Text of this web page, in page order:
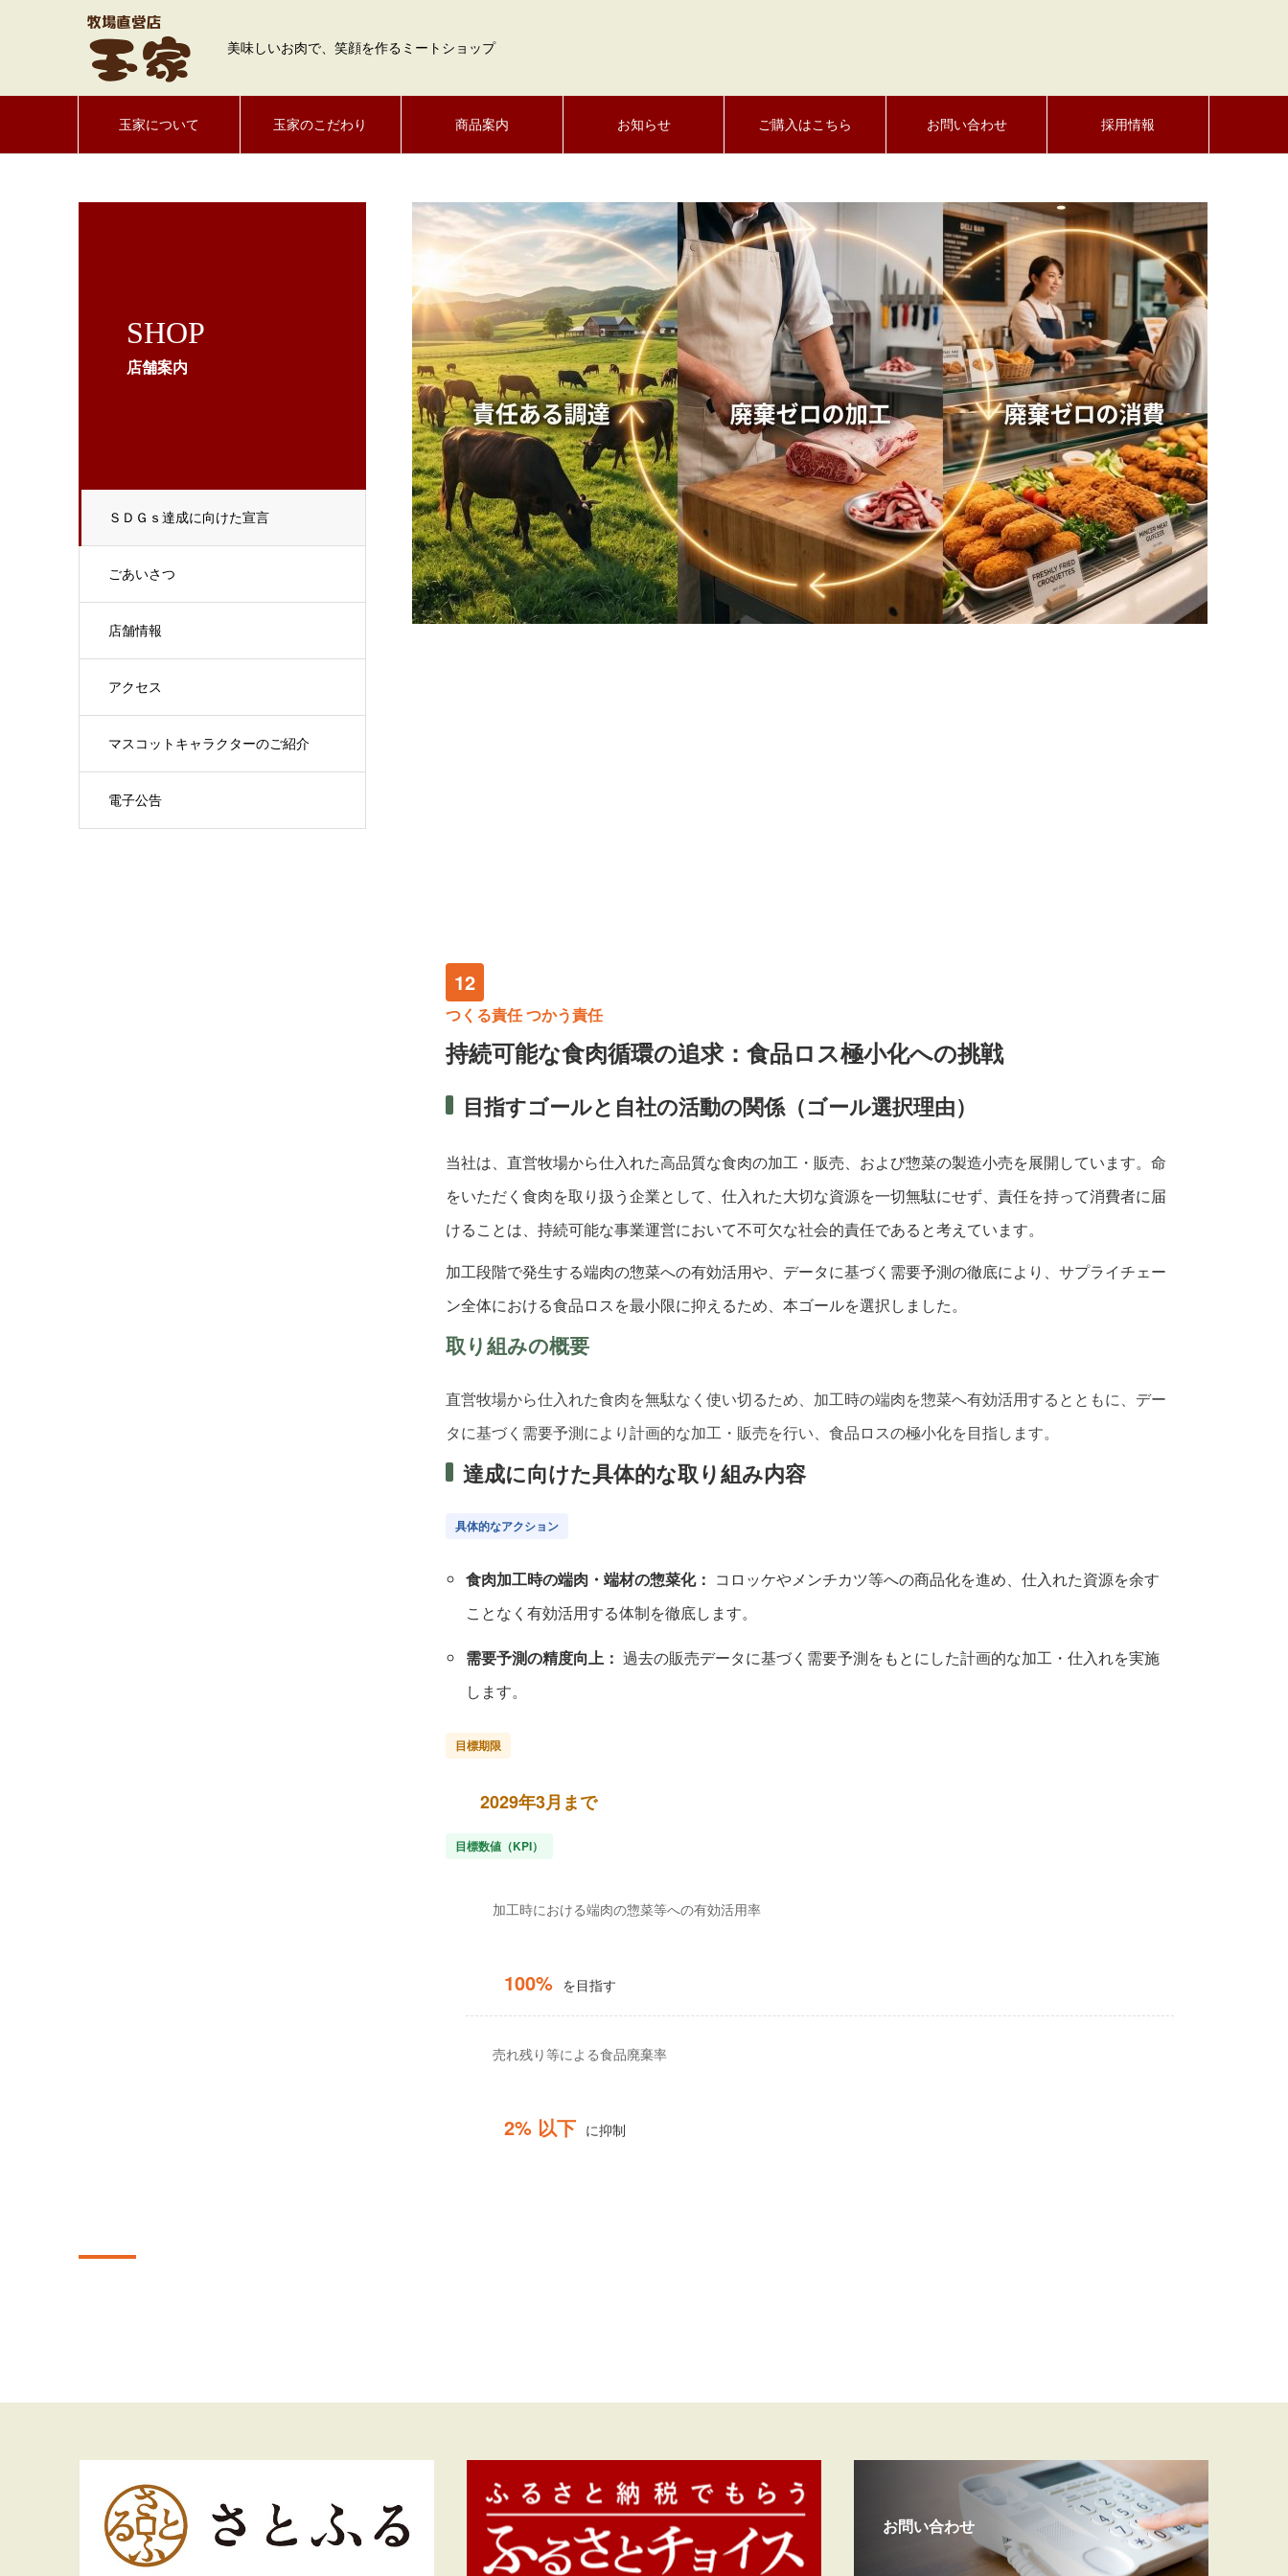
美味しいお肉で、笑顔を作るミートショップ
玉家について 玉家のこだわり 商品案内 お知らせ ご購入はこちら お問い合わせ 採用情報
SHOP
店舗案内
ＳＤＧｓ達成に向けた宣言
ごあいさつ
店舗情報
アクセス
マスコットキャラクターのご紹介
電子公告
12
つくる責任 つかう責任
持続可能な食肉循環の追求：食品ロス極小化への挑戦
目指すゴールと自社の活動の関係（ゴール選択理由）
当社は、直営牧場から仕入れた高品質な食肉の加工・販売、および惣菜の製造小売を展開しています。命
をいただく食肉を取り扱う企業として、仕入れた大切な資源を一切無駄にせず、責任を持って消費者に届
けることは、持続可能な事業運営において不可欠な社会的責任であると考えています。
加工段階で発生する端肉の惣菜への有効活用や、データに基づく需要予測の徹底により、サプライチェー
ン全体における食品ロスを最小限に抑えるため、本ゴールを選択しました。
取り組みの概要
直営牧場から仕入れた食肉を無駄なく使い切るため、加工時の端肉を惣菜へ有効活用するとともに、デー
タに基づく需要予測により計画的な加工・販売を行い、食品ロスの極小化を目指します。
達成に向けた具体的な取り組み内容
具体的なアクション
食肉加工時の端肉・端材の惣菜化： コロッケやメンチカツ等への商品化を進め、仕入れた資源を余す
ことなく有効活用する体制を徹底します。
需要予測の精度向上： 過去の販売データに基づく需要予測をもとにした計画的な加工・仕入れを実施
します。
目標期限
2029年3月まで
目標数値（KPI）
加工時における端肉の惣菜等への有効活用率
100% を目指す
売れ残り等による食品廃棄率
2% 以下 に抑制
お問い合わせ